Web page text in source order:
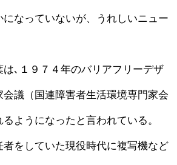
なっていないが、うれしいニュー
､１９７４年のバリアフリーデザ
議（国連障害者生活環境専門家会
ようになったと言われている。
をしていた現役時代に複写機など